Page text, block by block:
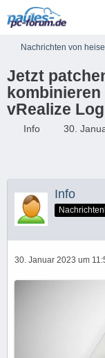
Nachrichten von
Jetzt
kombinieren
vRealize Log
Info 30.
Info
30. Januar 2023 um